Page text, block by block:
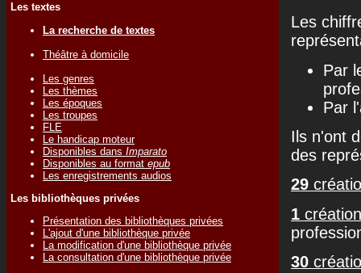
Les textes
La recherche de textes
Théâtre à domicile
Les genres
Les thèmes
Les époques
Les troupes
FLE
Le handicap moteur
Disponibles dans Imparato
Disponibles au format epub
Les enregistrements audios
Les bibliothèques privées
Présentation des bibliothèques privées
L'ajout d'une bibliothèque privée
La modification d'une bibliothèque privée
La consultation d'une bibliothèque privée
Les
Par
Par
Ils n'ont
des
29
1
30